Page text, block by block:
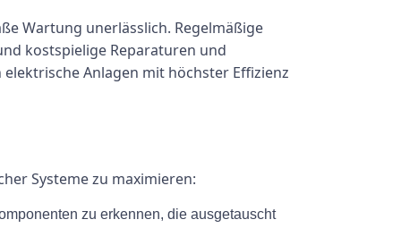
Wartung unerlässlich. Regelmäßige
kostspielige Reparaturen und
Anlagen mit höchster Effizienz
Systeme zu maximieren:
zu erkennen, die ausgetauscht